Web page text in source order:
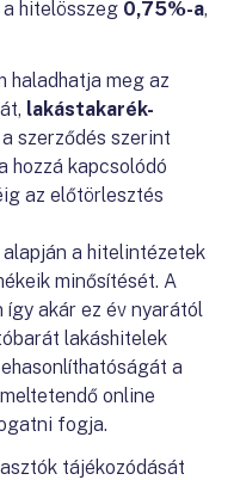
a hitelösszeg 0,75%-a,
haladhatja meg az
lakástakarék-
szerződés szerint
hozzá kapcsolódó
az előtörlesztés
a hitelintézetek
minősítését. A
akár ez év nyarától
lakáshitelek
a
online
fogja.
tájékozódását